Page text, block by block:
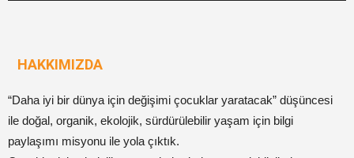
HAKKIMIZDA
“Daha iyi bir dünya için değişimi çocuklar yaratacak” düşüncesi
ile doğal, organik, ekolojik, sürdürülebilir yaşam için bilgi
paylaşımı misyonu ile yola çıktık.